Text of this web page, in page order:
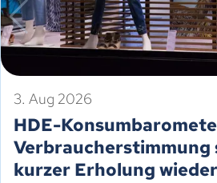
3. Aug 2026
HDE-
Verbraucherstimmung
kurzer Erholung wieder